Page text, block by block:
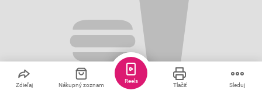
Zdieľaj Nákupný zoznam Tlačiť Sleduj
Reels